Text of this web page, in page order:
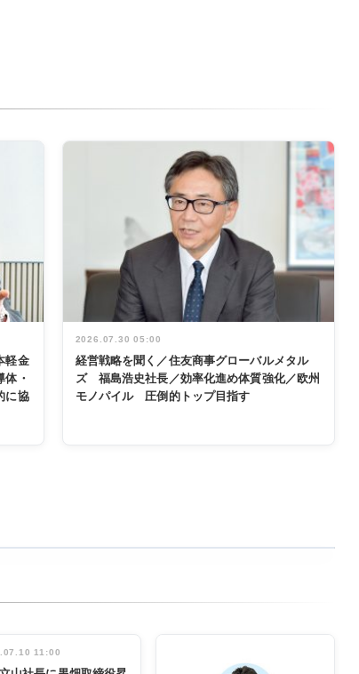
軽金
・
に協
2026.07.30 05:00
経営戦略を聞く／住友商事グローバルメタル
ズ 福島浩史社長／効率化進め体質強化／欧州
モノパイル 圧倒的トップ目指す
11:00